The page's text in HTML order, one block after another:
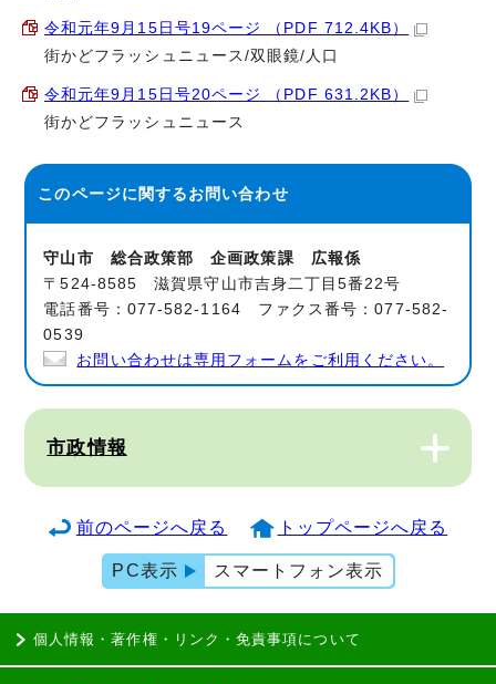
令和元年9月15日号19ページ （PDF 712.4KB）
街かどフラッシュニュース/双眼鏡/人口
令和元年9月15日号20ページ （PDF 631.2KB）
街かどフラッシュニュース
このページに関するお問い合わせ
守山市 総合政策部 企画政策課 広報係
〒524-8585 滋賀県守山市吉身二丁目5番22号
電話番号：077-582-1164 ファクス番号：077-582-
0539
お問い合わせは専用フォームをご利用ください。
市政情報
前のページへ戻る トップページへ戻る
PC表示 スマートフォン表示
個人情報・著作権・リンク・免責事項について